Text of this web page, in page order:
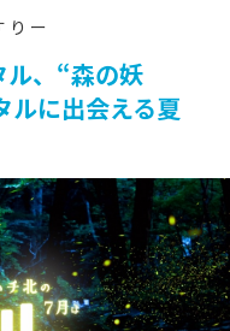
ル、“森の妖
ルに出会える夏